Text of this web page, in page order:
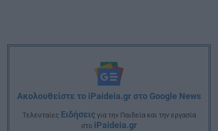
Ακολουθείστε το iPaideia.gr στο Google News
Tελευταίες Ειδήσειςγια την Παιδεία και την εργασία
στο iPaideia.gr